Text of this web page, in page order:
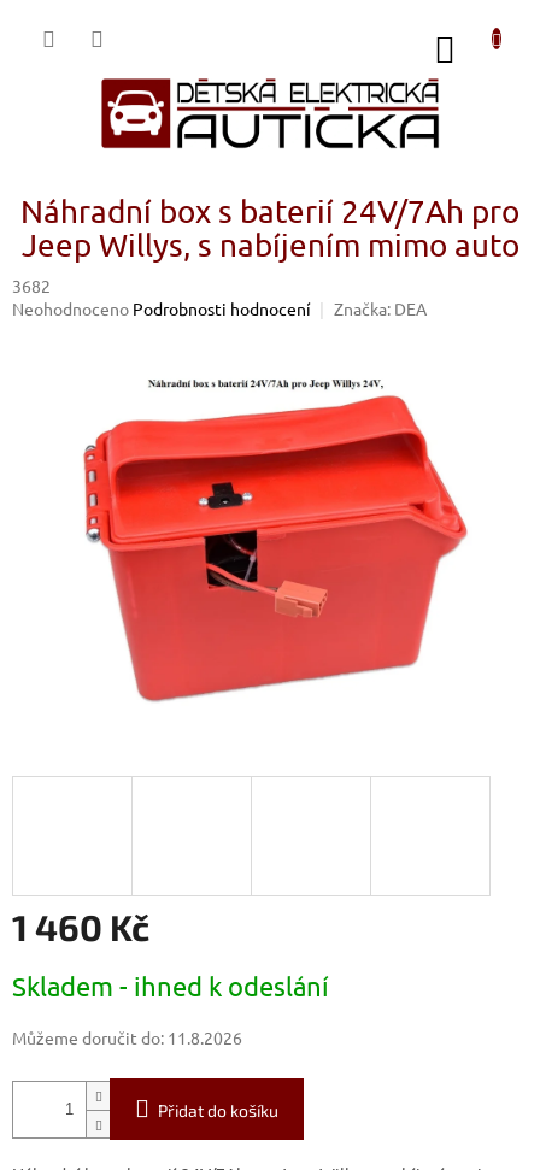
Náhradní box s baterií 24V/7Ah pro
Jeep Willys, s nabíjením mimo auto
3682
Průměrné
hvězdiček.
Neohodnoceno Podrobnosti hodnocení Značka: DEA
1 460 Kč
cena:
Skladem - ihned k odeslání
Můžeme doručit do: 11.8.2026
Přidat do košíku